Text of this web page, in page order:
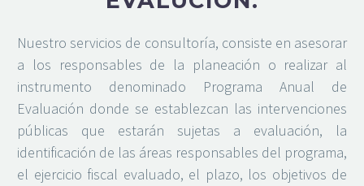
Nuestro servicios de consultoría, consiste en asesorar
a los responsables de la planeación o realizar al
instrumento denominado Programa Anual de
Evaluación donde se establezcan las intervenciones
públicas que estarán sujetas a evaluación, la
identificación de las áreas responsables del programa,
el ejercicio fiscal evaluado, el plazo, los objetivos de